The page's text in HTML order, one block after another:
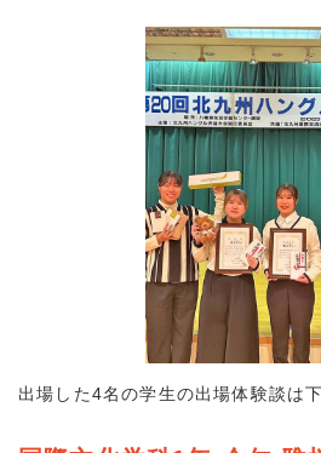
出場した4名の学生の出場体験談は